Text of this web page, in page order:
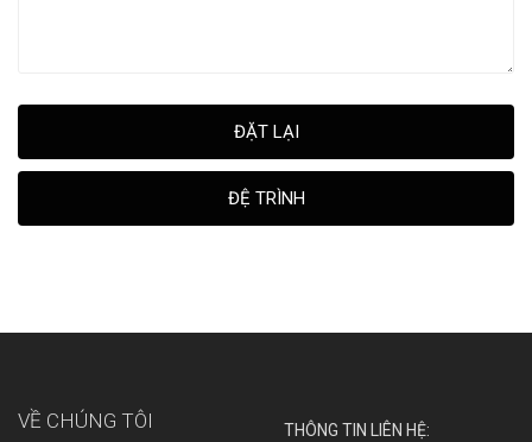
ĐẶT LẠI
ĐỆ TRÌNH
VỀ CHÚNG TÔI
THÔNG TIN LIÊN HỆ: